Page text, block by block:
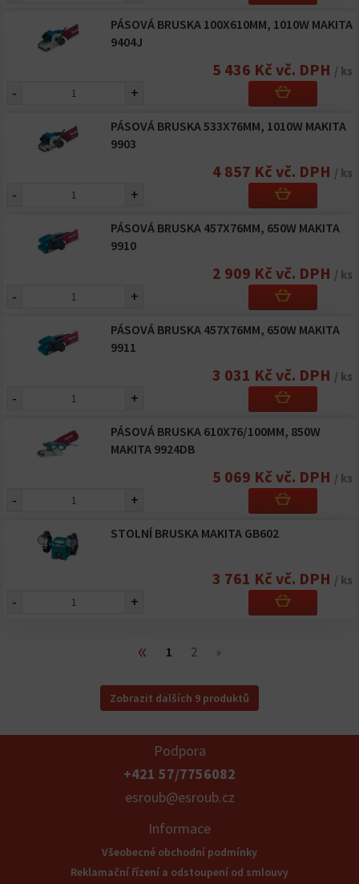
PÁSOVÁ BRUSKA 100X610MM, 1010W MAKITA
9404J
5 436 Kč vč. DPH / ks
- +
PÁSOVÁ BRUSKA 533X76MM, 1010W MAKITA
9903
4 857 Kč vč. DPH / ks
- +
PÁSOVÁ BRUSKA 457X76MM, 650W MAKITA
9910
2 909 Kč vč. DPH / ks
- +
PÁSOVÁ BRUSKA 457X76MM, 650W MAKITA
9911
3 031 Kč vč. DPH / ks
- +
PÁSOVÁ BRUSKA 610X76/100MM, 850W
MAKITA 9924DB
5 069 Kč vč. DPH / ks
- +
STOLNÍ BRUSKA MAKITA GB602
3 761 Kč vč. DPH / ks
- +
« 1 2 »
Zobrazit dalších 9 produktů
Podpora
+421 57/7756082
esroub@esroub.cz
Informace
Všeobecné obchodní podmínky
Reklamační řízení a odstoupení od smlouvy